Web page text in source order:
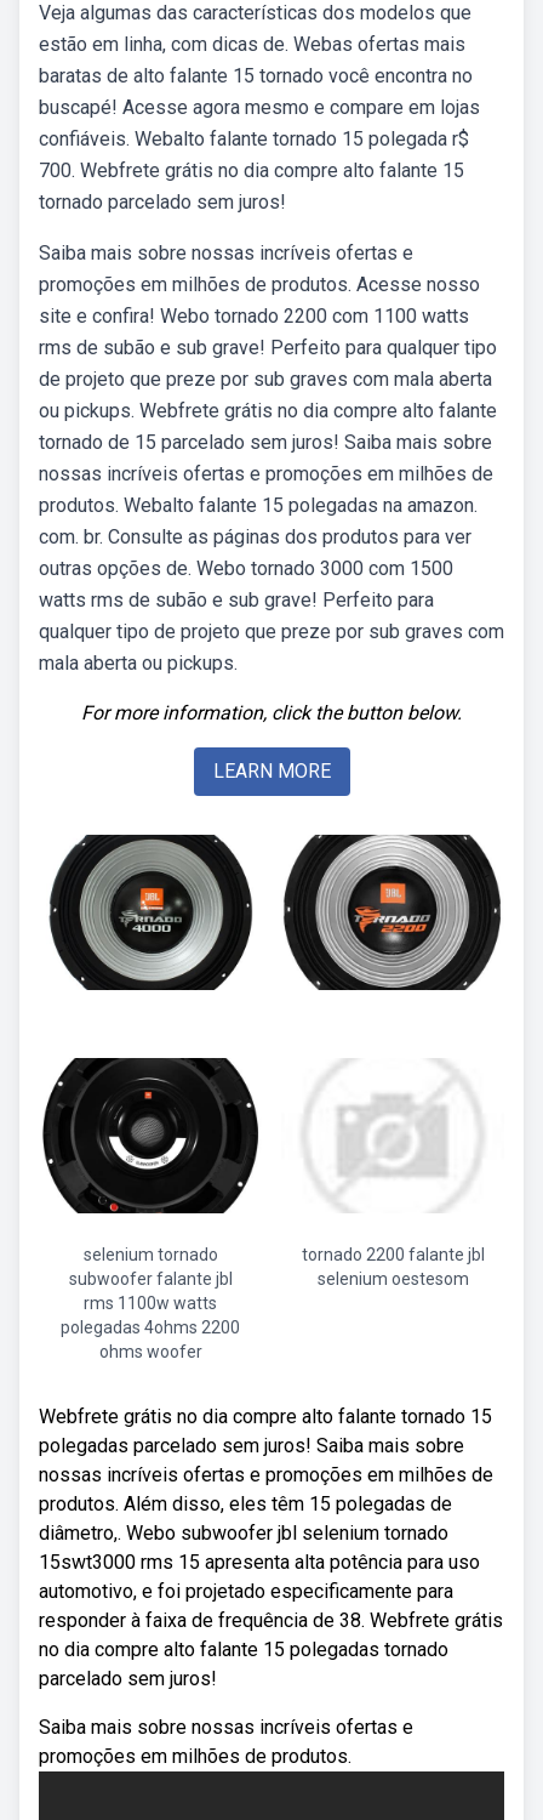
Veja algumas das características dos modelos que
estão em linha, com dicas de. Webas ofertas mais
baratas de alto falante 15 tornado você encontra no
buscapé! Acesse agora mesmo e compare em lojas
confiáveis. Webalto falante tornado 15 polegada r$
700. Webfrete grátis no dia compre alto falante 15
tornado parcelado sem juros!
Saiba mais sobre nossas incríveis ofertas e
promoções em milhões de produtos. Acesse nosso
site e confira! Webo tornado 2200 com 1100 watts
rms de subão e sub grave! Perfeito para qualquer tipo
de projeto que preze por sub graves com mala aberta
ou pickups. Webfrete grátis no dia compre alto falante
tornado de 15 parcelado sem juros! Saiba mais sobre
nossas incríveis ofertas e promoções em milhões de
produtos. Webalto falante 15 polegadas na amazon.
com. br. Consulte as páginas dos produtos para ver
outras opções de. Webo tornado 3000 com 1500
watts rms de subão e sub grave! Perfeito para
qualquer tipo de projeto que preze por sub graves com
mala aberta ou pickups.
For more information, click the button below.
LEARN MORE
selenium tornado
subwoofer falante jbl
rms 1100w watts
polegadas 4ohms 2200
ohms woofer
tornado 2200 falante jbl
selenium oestesom
Webfrete grátis no dia compre alto falante tornado 15
polegadas parcelado sem juros! Saiba mais sobre
nossas incríveis ofertas e promoções em milhões de
produtos. Além disso, eles têm 15 polegadas de
diâmetro,. Webo subwoofer jbl selenium tornado
15swt3000 rms 15 apresenta alta potência para uso
automotivo, e foi projetado especificamente para
responder à faixa de frequência de 38. Webfrete grátis
no dia compre alto falante 15 polegadas tornado
parcelado sem juros!
Saiba mais sobre nossas incríveis ofertas e
promoções em milhões de produtos.